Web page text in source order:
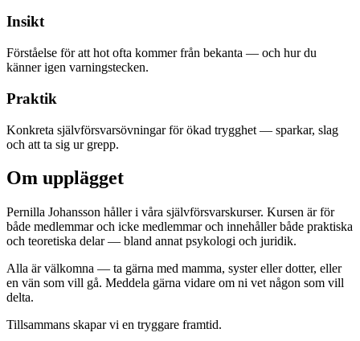
Insikt
Förståelse för att hot ofta kommer från bekanta — och hur du
känner igen varningstecken.
Praktik
Konkreta självförsvarsövningar för ökad trygghet — sparkar, slag
och att ta sig ur grepp.
Om upplägget
Pernilla Johansson håller i våra självförsvarskurser. Kursen är för
både medlemmar och icke medlemmar och innehåller både praktiska
och teoretiska delar — bland annat psykologi och juridik.
Alla är välkomna — ta gärna med mamma, syster eller dotter, eller
en vän som vill gå. Meddela gärna vidare om ni vet någon som vill
delta.
Tillsammans skapar vi en tryggare framtid.